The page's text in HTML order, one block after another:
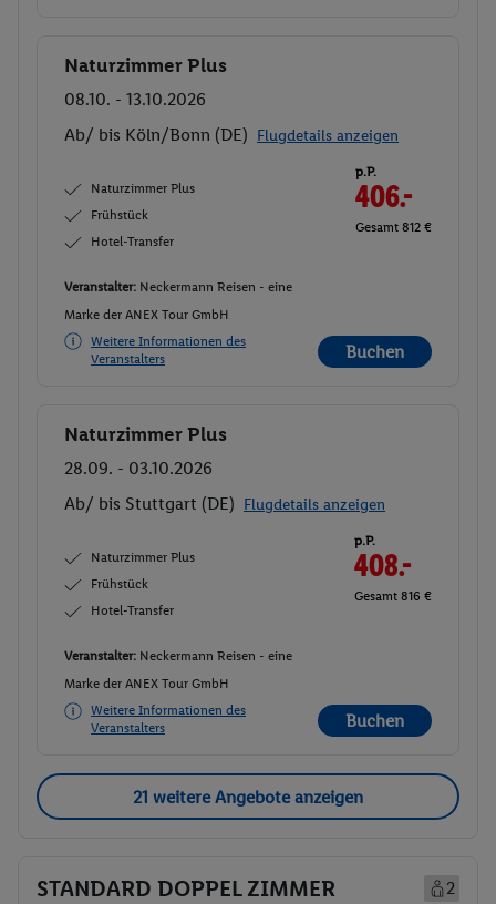
Buchen
Naturzimmer Plus
08.10. - 13.10.2026
Ab/ bis Köln/Bonn (DE) Flugdetails anzeigen
Naturzimmer Plus
Frühstück
Hotel-Transfer
p.P.
406.-
Gesamt 812 €
Veranstalter: Neckermann Reisen - eine
Marke der ANEX Tour GmbH
Weitere Informationen des
Veranstalters
Buchen
Buchen
Naturzimmer Plus
28.09. - 03.10.2026
Ab/ bis Stuttgart (DE) Flugdetails anzeigen
Naturzimmer Plus
Frühstück
Hotel-Transfer
p.P.
408.-
Gesamt 816 €
Veranstalter: Neckermann Reisen - eine
Marke der ANEX Tour GmbH
Weitere Informationen des
Veranstalters
Buchen
21 weitere Angebote anzeigen
STANDARD DOPPEL ZIMMER
2